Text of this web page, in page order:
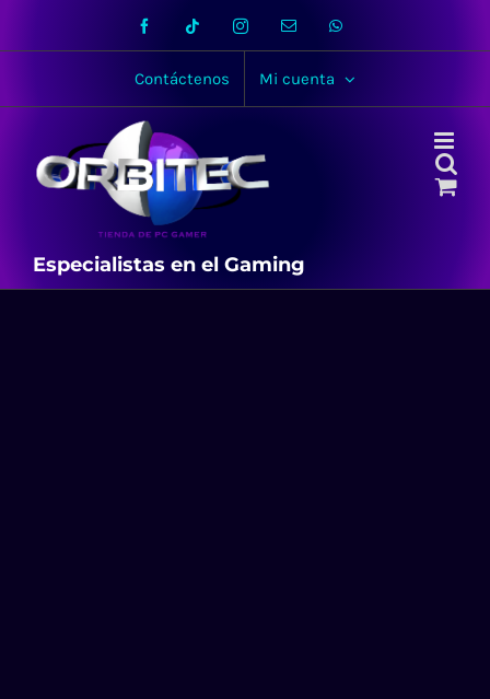
Facebook Tiktok InstagramEmail WhatsApp
Contáctenos Mi cuenta
Especialistas en el Gaming